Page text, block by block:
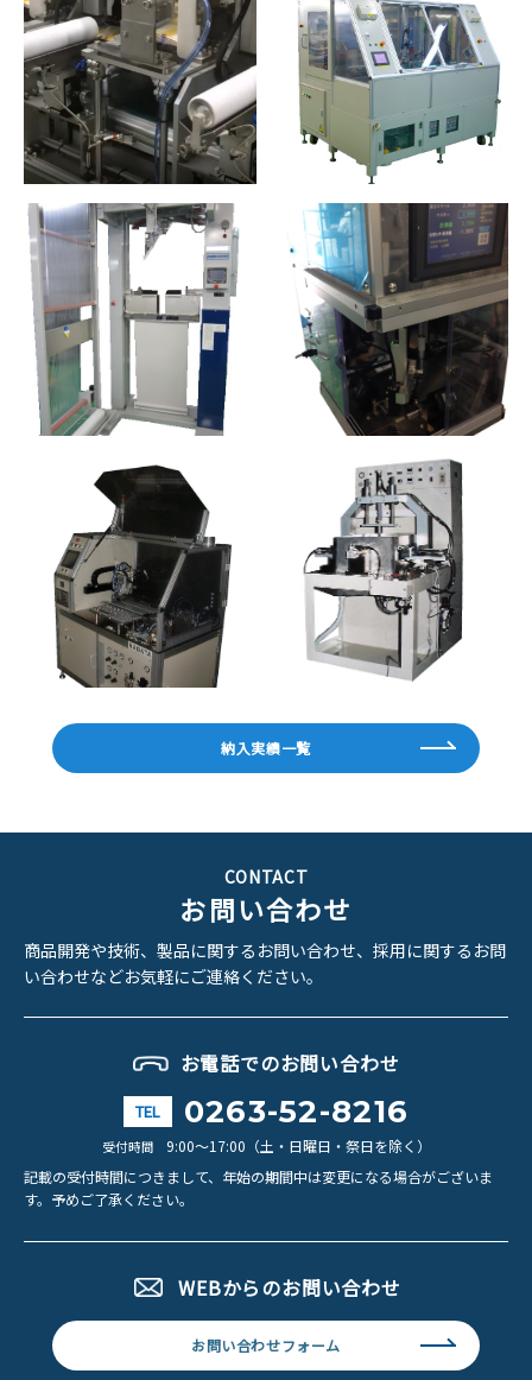
納入実績一覧
CONTACT
お問い合わせ
商品開発や技術、製品に関するお問い合わせ、 採用に関するお問
い合わせなどお気軽にご連絡ください。
お電話でのお問い合わせ
TEL 0263-52-8216
受付時間
9:00～17:00（土・日曜日・祭日を除く）
記載の受付時間につきまして、年始の期間中は変更になる場合がございま
す。 予めご了承ください。
WEBからのお問い合わせ
お問い合わせフォーム